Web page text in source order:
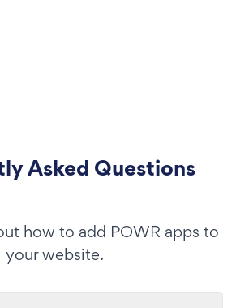
Asked Questions
how to add POWR apps to
your website.